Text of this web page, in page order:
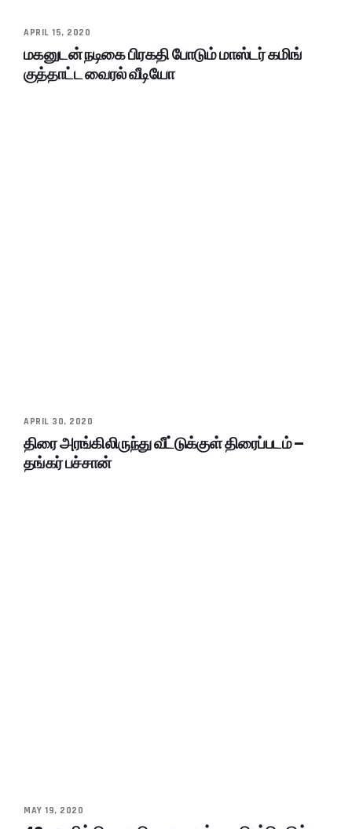
APRIL 15, 2020
மகனுடன் நடிகை பிரகதி போடும் மாஸ்டர் கமிங்
குத்தாட்ட வைரல் வீடியோ
APRIL 30, 2020
திரை அரங்கிலிருந்து வீட்டுக்குள் திரைப்படம் –
தங்கர் பச்சான்
MAY 19, 2020